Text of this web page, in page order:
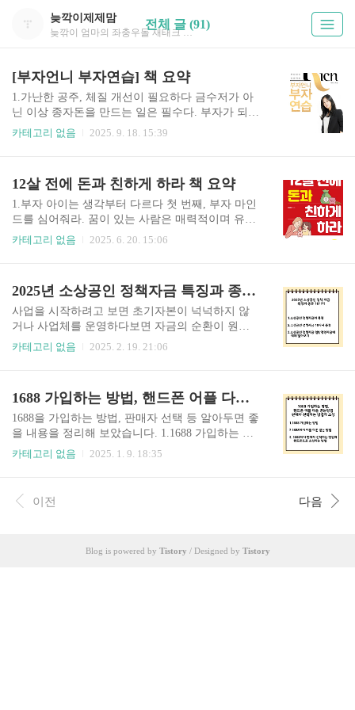
늦깍이제제맘
늦깎이 엄마의 좌충우돌 재태크 성공기
전체 글 (91)
[부자언니 부자연습] 책 요약
1.가난한 공주, 체질 개선이 필요하다 금수저가 아
닌 이상 종자돈을 만드는 일은 필수다. 부자가 되기
로 결심했다면 어려운 것을 선택해야 한다. 쓰기보
택을 할 때 어려운 선택을 할 수 있어야 부자의 길
에 가까워진다. 인생은 선택의 결과로 만들어진다.
누구나 할 수 있는 쉬운 선택을 하는 사람들에게는
다른 사람들과 같은 삶이 기다리고 있을 것이고, 남
들이 하지 않은 어려운 선택을 하는 사람들에게는
고 하고 싶을 걸 마음껏 할 수 있으니 부자가 되고
싶다고 말..
카테고리 없음 2025. 9. 18. 15:39
12살 전에 돈과 친하게 하라 책 요약
1.부자 아이는 생각부터 다르다 첫 번째, 부자 마인
드를 심어줘라. 꿈이 있는 사람은 매력적이며 유쾌
하다. 매사가 즐겁고 특별한 매력이 있다. 그러므로
꿈을 실현하게 한다. 아이에게 부자의 꿈을 꾸도록
도우며, 아이가 행복한 꿈을 가지고 뭐든 즐겁게 하
도록 가르쳐야 한다. 부자의 공통점을 살펴보면 부
자는 행복한 꿈을 꾸며, 돈을 좋아하고, 돈 버는 일
을 쉽고 재미있게 생각한다. 부자는 돈이 행복을 부
아낀다. 신뢰를 중요시하고 어려움을 해결 하며, 새
로운 도전을 ..
카테고리 없음 2025. 6. 20. 15:06
2025년 소상공인 정책자금 특징과 종류 10가지
사업을 시작하려고 보면 초기자본이 넉넉하지 않
거나 사업체를 운영하다보면 자금의 순환이 원활
하게 되지 않아 자금의 어려움이 있을 경우 소상공
일곱 가지 특징. 첫 번째, 직원 수 5인이나 10인 미
만도 지원 대상이 된다. 음식점, 자영업, 중소기업
이 되었든 다 해당이 된다고 합니다. 두 번째, 지원
금액 1억 원 이내 소규모 지원. 세 번째, 보증서가
아닌 확인서 발급 후 지원 . 직접적으로 대출을 해
자금 신청대상 범위가 넓다. 웬만한 업종들은 다 지
원을 받을 수 있다고 합니다. 다섯 번째,매년 매달
카테고리 없음 2025. 2. 19. 21:06
1688 가입하는 방법, 핸드폰 어플 다운받는 방법,판매자 선택
1688을 가입하는 방법, 판매자 선택 등 알아두면 좋
을 내용을 정리해 보았습니다. 1.1688 가입하는 방
법 1688에 가입하기 위해서는 먼저 1688애 가입한
연결하지 말고 핸드폰의 핫스팟으로 연결을 해야
한다고 합니다. 이렇게 해야 하는 이유는 동일 IP에
때문이라고 합니다. 그렇기 때문에 와이파이를 끄
카테고리 없음 2025. 1. 9. 18:35
이전 다음
Blog is powered by Tistory / Designed by Tistory